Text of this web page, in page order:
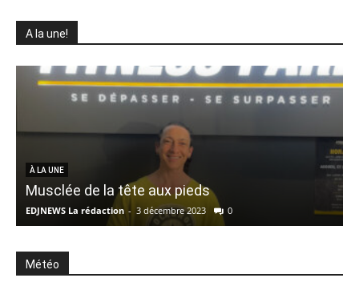
A la une!
À LA UNE
Musclée de la tête aux pieds
EDJNEWS La rédaction - 3 décembre 2023 0
Météo